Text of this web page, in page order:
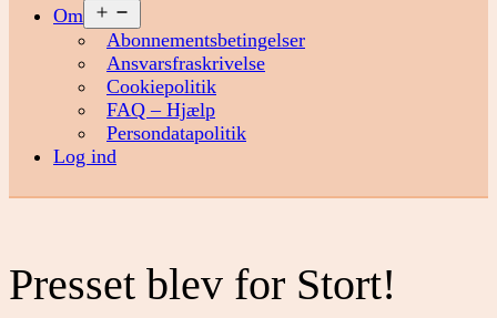
Om
menu
Abonnementsbetingelser
Ansvarsfraskrivelse
Cookiepolitik
FAQ – Hjælp
Persondatapolitik
Log ind
Presset blev for Stort!